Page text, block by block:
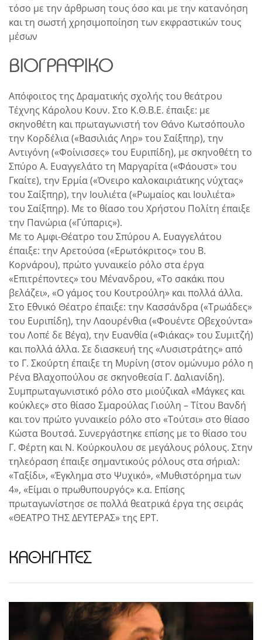
τόσο με την άρθρωση τους όσο και με την κατανόηση
και τη σωστή χρησιμοποίηση των εκφραστικών τους
μέσων
ΒΙΟΓΡΑΦΙΚΌ
Απόφοιτος της Δραματικής σχολής του θεάτρου
Τέχνης Κάρολου Κουν. Στο Κ.Θ.Β.Ε. έπαιξε: με
σκηνοθέτη και πρωταγωνιστή τον Θάνο Κωτσόπουλο
την Κορδέλια («Βασιλιάς Ληρ» του Σαίξπηρ), την
Αντιγόνη («Φοίνισσες» του Ευριπίδη), με σκηνοθέτη το
Σπύρο Α. Ευαγγελάτο τη Μαργαρίτα («Φάουστ» του
Γκαίτε), την Ερμία («Όνειρο καλοκαιριάτικης νύχτας»
του Σαίξπηρ), την Ιουλιέτα («Ρωμαίος και Ιουλιέτα»
του Σαίξπηρ). Με το θίασο του Χρήστου Πολίτη έπαιξε
την Πανώρια («Γύπαρις»).
Με το Αμφι-Θέατρο του Σπύρου Α. Ευαγγελάτου
έπαιξε: την Αρετούσα («Ερωτόκριτος» του Β.
Κορνάρου), πρώτο γυναικείο ρόλο στα έργα
«Επιτρέποντες» του Μένανδρου, «Το σακάκι που
βελάζει», «Ο γάμος του Κουτρούλη» και πολλά άλλα.
Στο Εθνικό Θέατρο έπαιξε: την Κασσάνδρα («Τρωάδες»
του Ευριπίδη), την Λαουρένθια («Φουέντε Οβεχούντα»
του Λοπέ δε Βέγα), την Ευανθία («Φιάκας» του Συμιτζή)
και πολλά άλλα. Σε διασκευή της «Λυσιστράτης» από
το Γ. Σκούρτη έπαιξε τη Μυρίνη (στον ομώνυμο ρόλο η
Ρένα Βλαχοπούλου σε σκηνοθεσία Γ. Δαλιανίδη).
Συμπρωταγωνιστικό ρόλο στο μιούζικαλ «Μάγκες και
κούκλες» στο θίασο Σμαρούλας Γιούλη – Τίτου Βανδή
και τον πρώτο γυναικείο ρόλο στο «Τούτσι» στο θίασο
Κώστα Βουτσά. Συνεργάστηκε επίσης με το θίασο του
Γ. Φέρτη και Ν. Κούρκουλου σε μεγάλους ρόλους. Στην
τηλεόραση έπαιξε σημαντικούς ρόλους στα σήριαλ:
«Ταξίδι», «Έγκλημα στο Ψυχικό», «Μυθιστόρημα των
4», «Είμαι ο πρωθυπουργός» κ.α. Επίσης
πρωταγωνίστησε σε πολλά θεατρικά έργα της σειράς
«ΘΕΑΤΡΟ ΤΗΣ ΔΕΥΤΕΡΑΣ» της ΕΡΤ.
ΚΑΘΗΓΗΤΕΣ